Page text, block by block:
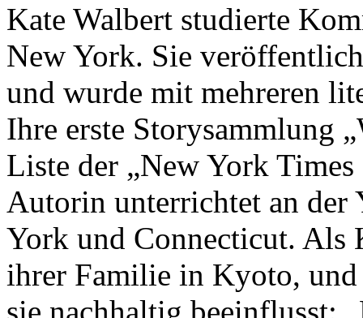
Kate Walbert studierte
New York. Sie
und wurde mit mehreren
Ihre erste Storysammlung
Liste der „New York
Autorin unterrichtet an
York und Connecticut. Als
ihrer Familie in Kyoto, und
sie nachhaltig beeinflusst: